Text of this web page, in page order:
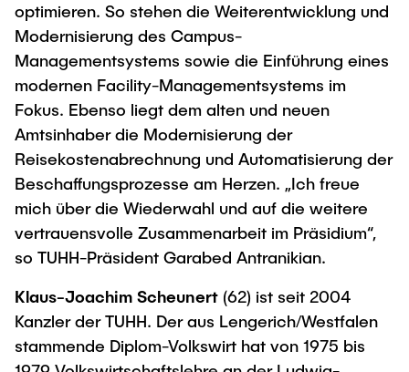
Information for new employees
Internal Information
Doctoral Degrees
Continuing Education
Research & Transfer News
Interdisciplinary Workshop of the FSP
"Biobased Processes and Reactor
Technologies"
Research and Institutes
Mechanical Engineering
Study programs
Research and institutes
Joint School of Multidisciplinary Studies
Institutes
Overview
Contacts & International Team
optimieren. So stehen die Weiterentwicklung und
Modernisierung des Campus-
Managementsystems sowie die Einführung eines
modernen Facility-Managementsystems im
Fokus. Ebenso liegt dem alten und neuen
Amtsinhaber die Modernisierung der
Reisekostenabrechnung und Automatisierung der
Beschaffungsprozesse am Herzen. „Ich freue
mich über die Wiederwahl und auf die weitere
vertrauensvolle Zusammenarbeit im Präsidium“,
so TUHH-Präsident Garabed Antranikian.
Klaus-Joachim Scheunert (62) ist seit 2004
Kanzler der TUHH. Der aus Lengerich/Westfalen
stammende Diplom-Volkswirt hat von 1975 bis